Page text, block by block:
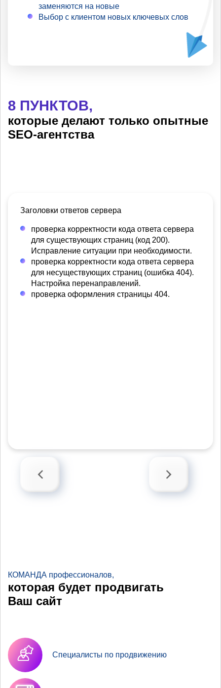
заменяются на новые
Выбор с клиентом новых ключевых слов
8 ПУНКТОВ,
которые делают только опытные
SEO-агентства
Заголовки ответов сервера
проверка корректности кода ответа сервера
для существующих страниц (код 200).
Исправление ситуации при необходимости.
проверка корректности кода ответа сервера
для несуществующих страниц (ошибка 404).
Настройка перенаправлений.
проверка оформления страницы 404.
КОМАНДА профессионалов,
которая будет продвигать
Ваш сайт
Специалисты по продвижению